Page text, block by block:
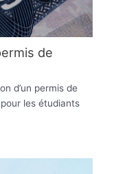
de
d’un permis de
les étudiants